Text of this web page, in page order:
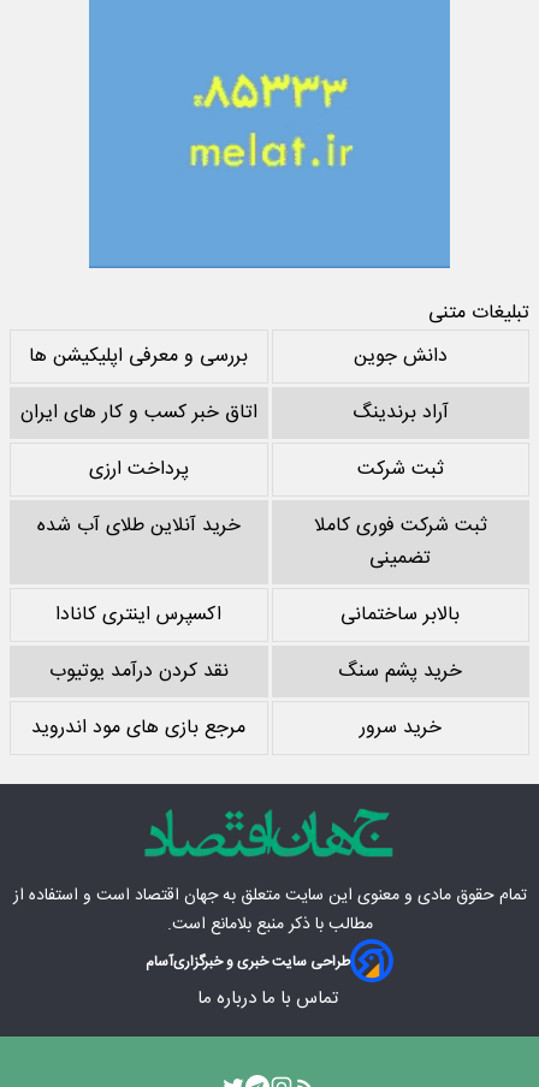
تبلیغات متنی
دانش جوین
بررسی و معرفی اپلیکیشن ها
آراد برندینگ
اتاق خبر کسب و کار های ایران
ثبت شرکت
پرداخت ارزی
ثبت شرکت فوری کاملا
تضمینی
خرید آنلاین طلای آب شده
بالابر ساختمانی
اکسپرس اینتری کانادا
خرید پشم سنگ
نقد کردن درآمد یوتیوب
خرید سرور
مرجع بازی های مود اندروید
تمام حقوق مادی‌ و معنوی این سایت متعلق بهجهان اقتصاد است و استفاده از
مطالب با ذکر منبع بلامانع است.
طراحی سایت خبری و خبرگزاریآسام
تماس با ما درباره ما